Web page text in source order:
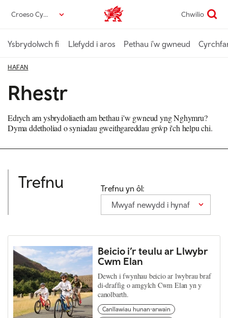
gynnwys
Croeso Cymru Croeso Cymru home Chwilio
Ysbrydolwch fi Llefydd i aros Pethau i'w gwneud
HAFAN
Rhestr
Edrych am ysbrydoliaeth am bethau i'w gwneud yng Nghymru?
Dyma ddetholiad o syniadau gweithgareddau grŵp i'ch helpu chi.
Trefnu
Trefnu yn ôl:
Mwyaf newydd i hynaf
Beicio i’r teulu ar Llwybr
Cwm Elan
Dewch i fwynhau beicio ar lwybrau braf
di-draffig o amgylch Cwm Elan yn y
canolbarth.
Canllawiau hunan-arwain